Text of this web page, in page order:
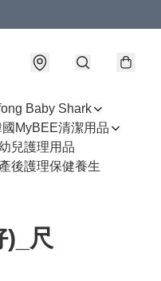
Baby Shark
國MyBEE清潔用品
兒護理用品
後護理保健養生
尺